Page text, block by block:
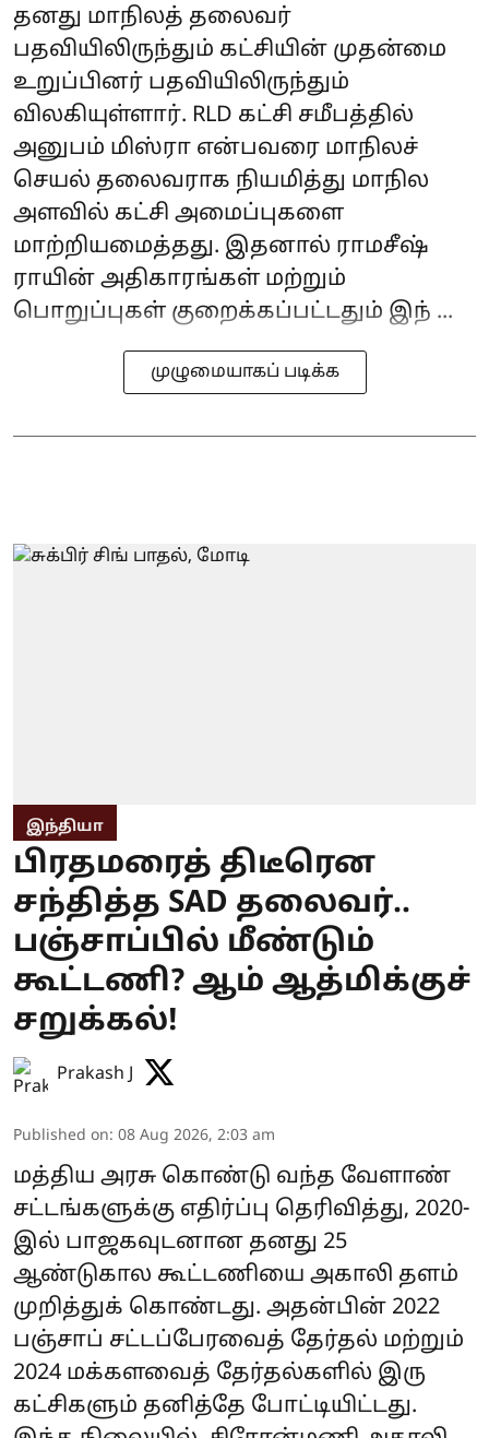
தனது மாநிலத் தலைவர்
பதவியிலிருந்தும் கட்சியின் முதன்மை
உறுப்பினர் பதவியிலிருந்தும்
விலகியுள்ளார். RLD கட்சி சமீபத்தில்
அனுபம் மிஸ்ரா என்பவரை மாநிலச்
செயல் தலைவராக நியமித்து மாநில
அளவில் கட்சி அமைப்புகளை
மாற்றியமைத்தது. இதனால் ராமசீஷ்
ராயின் அதிகாரங்கள் மற்றும்
பொறுப்புகள் குறைக்கப்பட்டதும் இந் ...
முழுமையாகப் படிக்க
இந்தியா
பிரதமரைத் திடீரென
சந்தித்த SAD தலைவர்..
பஞ்சாப்பில் மீண்டும்
கூட்டணி? ஆம் ஆத்மிக்குச்
சறுக்கல்!
Prakash J
Published on: 08 Aug 2026, 2:03 am
மத்திய அரசு கொண்டு வந்த வேளாண்
சட்டங்களுக்கு எதிர்ப்பு தெரிவித்து, 2020-
இல் பாஜகவுடனான தனது 25
ஆண்டுகால கூட்டணியை அகாலி தளம்
முறித்துக் கொண்டது. அதன்பின் 2022
பஞ்சாப் சட்டப்பேரவைத் தேர்தல் மற்றும்
2024 மக்களவைத் தேர்தல்களில் இரு
கட்சிகளும் தனித்தே போட்டியிட்டது.